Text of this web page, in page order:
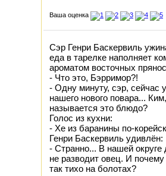
Ваша оценка
Сэр Генри Баскервиль
еда в тарелке наполняет
ароматом восточных
- Что это, Бэрримор?!
- Одну минуту, сэр, сейчас
нашего нового повара...
называется это блюдо?
Голос из кухни:
- Хе из баранины по-
Генри Баскервиль удивлён:
- Странно... В нашей округе
не разводит овец. И почему
так тихо на болотах?